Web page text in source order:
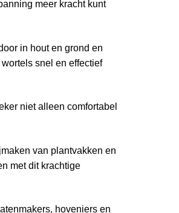
meer kracht kunt
in hout en grond en
snel en effectief
niet alleen comfortabel
van plantvakken en
met dit krachtige
hoveniers en